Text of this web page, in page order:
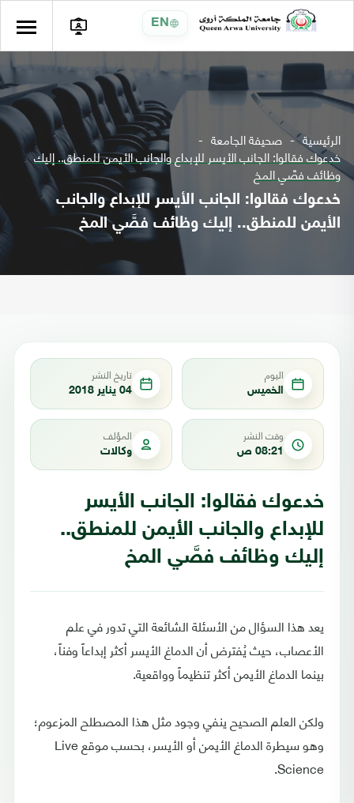
EN
الرئيسية صحيفة الجامعة
خدعوك فقالوا: الجانب الأيسر للإبداع والجانب الأيمن للمنطق.. إليك
وظائف فصَّي المخ
خدعوك فقالوا: الجانب الأيسر للإبداع والجانب
الأيمن للمنطق.. إليك وظائف فصَّي المخ
اليوم
الخميس
تاريخ النشر
04 يناير 2018
وقت النشر
08:21 ص
المؤلف
وكالات
خدعوك فقالوا: الجانب الأيسر
للإبداع والجانب الأيمن للمنطق..
إليك وظائف فصَّي المخ
يعد هذا السؤال من الأسئلة الشائعة التي تدور في علم
الأعصاب، حيث يُفترض أن الدماغ الأيسر أكثر إبداعاً وفناً،
بينما الدماغ الأيمن أكثر تنظيماً وواقعية.
ولكن العلم الصحيح ينفي وجود مثل هذا المصطلح المزعوم؛
وهو سيطرة الدماغ الأيمن أو الأيسر، بحسب موقع Live
Science.